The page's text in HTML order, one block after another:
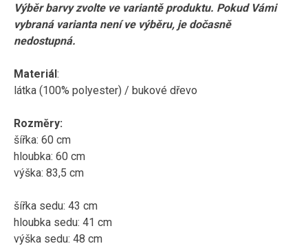
Výběr barvy zvolte ve variantě produktu. Pokud Vámi
vybraná varianta není ve výběru, je dočasně
nedostupná.
Materiál:
látka (100% polyester) / bukové dřevo
Rozměry:
šířka: 60 cm
hloubka: 60 cm
výška: 83,5 cm
šířka sedu: 43 cm
hloubka sedu: 41 cm
výška sedu: 48 cm